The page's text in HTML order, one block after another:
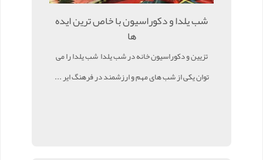
شب یلدا و دکوراسیون با خاص ترین ایده
ها
تزیین و دکوراسیون خانه در شب یلدا شب یلدا را می
توان یکی از شب های مهم و ارزشمند در فرهنگ ایر ...